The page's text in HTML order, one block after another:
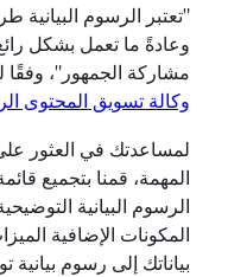
"تعتبر الرسوم البيانية
وعادةً ما تعمل بشكل رائع
مشاركة الجمهور"، وفقًا
وكالة تسويق المحتوى الرائدة
لمساعدتك في العثور على
المهمة، قمنا بتجميع
المكونات الإضافية الميزات
بياناتك إلى رسوم بيانية